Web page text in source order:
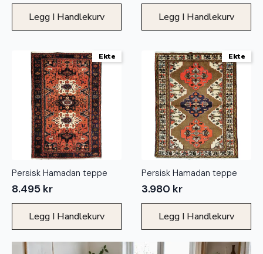
Legg I Handlekurv Legg I Handlekurv
Ekte
Persisk Hamadan teppe
8.495 kr
Legg I Handlekurv
Ekte
Persisk Hamadan teppe
3.980 kr
Legg I Handlekurv